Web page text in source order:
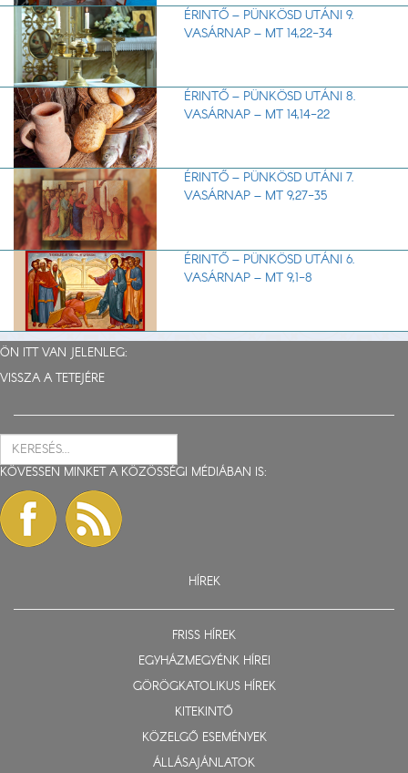
ÉRINTŐ – PÜNKÖSD UTÁNI 9.
VASÁRNAP – MT 14,22-34
ÉRINTŐ – PÜNKÖSD UTÁNI 8.
VASÁRNAP – MT 14,14-22
ÉRINTŐ – PÜNKÖSD UTÁNI 7.
VASÁRNAP – MT 9,27-35
ÉRINTŐ – PÜNKÖSD UTÁNI 6.
VASÁRNAP – MT 9,1-8
ÖN ITT VAN JELENLEG:
VISSZA A TETEJÉRE
KÖVESSEN MINKET A KÖZÖSSÉGI MÉDIÁBAN IS:
HÍREK
FRISS HÍREK
EGYHÁZMEGYÉNK HÍREI
GÖRÖGKATOLIKUS HÍREK
KITEKINTŐ
KÖZELGŐ ESEMÉNYEK
ÁLLÁSAJÁNLATOK